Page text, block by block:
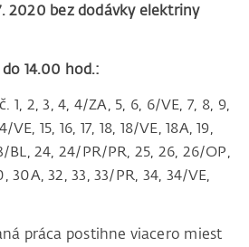
2020 bez dodávky elektriny
14.00 hod.:
1, 2, 3, 4, 4/ZA, 5, 6, 6/VE, 7, 8, 9,
VE, 15, 16, 17, 18, 18/VE, 18A, 19,
BL, 24, 24/PR/PR, 25, 26, 26/OP,
30A, 32, 33, 33/PR, 34, 34/VE,
práca postihne viacero miest